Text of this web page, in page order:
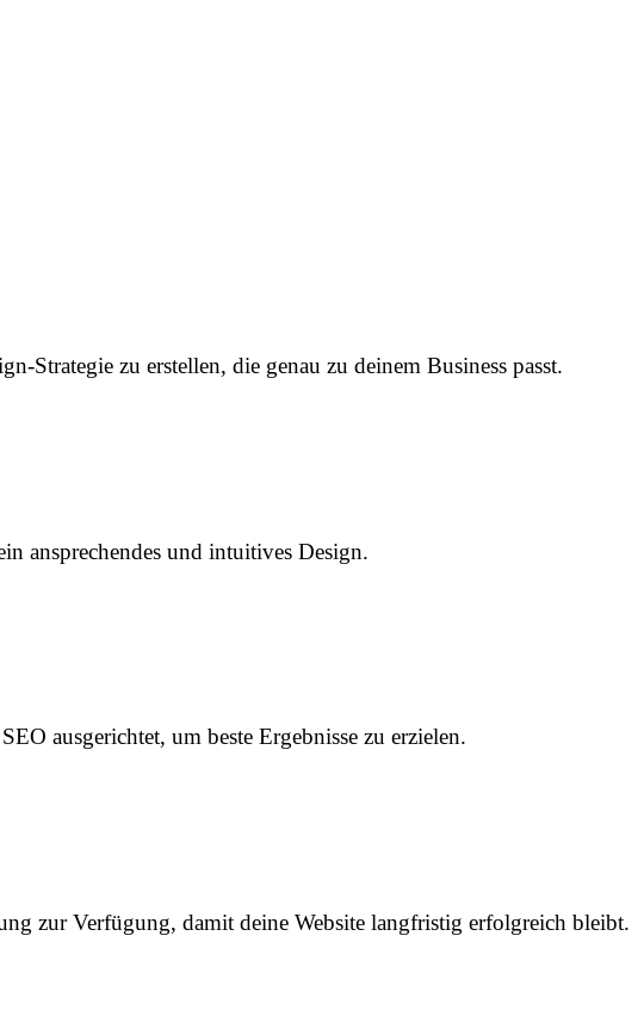
Strategie zu erstellen, die genau zu deinem Business passt.
ansprechendes und intuitives Design.
ausgerichtet, um beste Ergebnisse zu erzielen.
zur Verfügung, damit deine Website langfristig erfolgreich bleibt.